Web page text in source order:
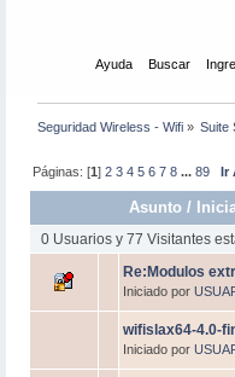
Ayuda Buscar
Seguridad Wireless - Wifi » Suite
Páginas: [1]2 3 4 5 6 7 8 ...89 Ir
Asunto /
0 Usuarios y 77 Visitantes
Re:Modulos
Iniciado por
wifislax64-4.0-
Iniciado por